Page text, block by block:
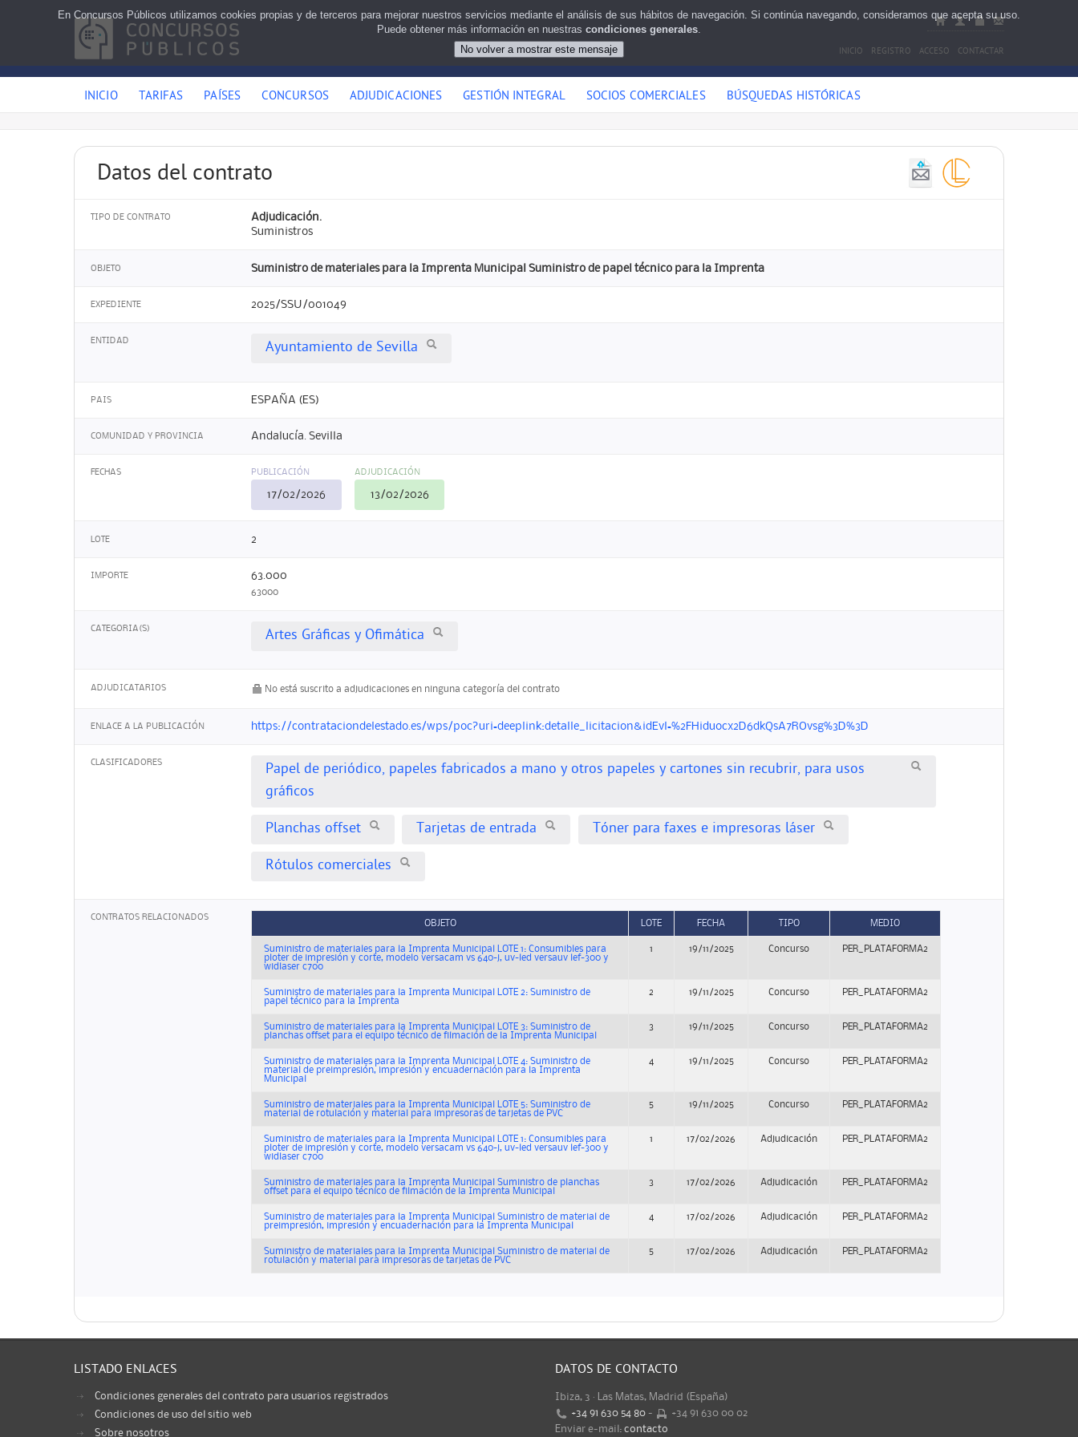
INICIO REGISTRO ACCESO CONTACTAR
INICIO TARIFAS PAÍSES CONCURSOS ADJUDICACIONES GESTIÓN INTEGRAL SOCIOS COMERCIALES BÚSQUEDAS HISTÓRICAS
Datos del contrato
TIPO DE CONTRATO
Adjudicación.
Suministros
OBJETO Suministro de materiales para la Imprenta Municipal Suministro de papel técnico para la Imprenta
EXPEDIENTE 2025/SSU/001049
ENTIDAD Ayuntamiento de Sevilla
PAIS ESPAÑA (ES)
COMUNIDAD Y PROVINCIA Andalucía. Sevilla
FECHAS PUBLICACIÓN
17/02/2026
ADJUDICACIÓN
13/02/2026
LOTE 2
IMPORTE 63.000
63000
CATEGORIA(S) Artes Gráficas y Ofimática
ADJUDICATARIOS No está suscrito a adjudicaciones en ninguna categoría del contrato
ENLACE A LA PUBLICACIÓN https://contrataciondelestado.es/wps/poc?uri=deeplink:detalle_licitacion&idEvl=%2FHiduocx2D6dkQsA7ROvsg%3D%3D
CLASIFICADORES
Papel de periódico, papeles fabricados a mano y otros papeles y cartones sin recubrir, para usos
gráficos
Planchas offset Tarjetas de entrada Tóner para faxes e impresoras láser
Rótulos comerciales
CONTRATOS RELACIONADOS
OBJETO LOTE FECHA TIPO MEDIO
Suministro de materiales para la Imprenta Municipal LOTE 1: Consumibles para
ploter de impresión y corte, modelo versacam vs 640-j, uv-led versauv lef-300 y
widlaser c700
1 19/11/2025 Concurso PER_PLATAFORMA2
Suministro de materiales para la Imprenta Municipal LOTE 2: Suministro de
papel técnico para la Imprenta
2 19/11/2025 Concurso PER_PLATAFORMA2
Suministro de materiales para la Imprenta Municipal LOTE 3: Suministro de
planchas offset para el equipo técnico de filmación de la Imprenta Municipal
3 19/11/2025 Concurso PER_PLATAFORMA2
Suministro de materiales para la Imprenta Municipal LOTE 4: Suministro de
material de preimpresión, impresión y encuadernación para la Imprenta
Municipal
4 19/11/2025 Concurso PER_PLATAFORMA2
Suministro de materiales para la Imprenta Municipal LOTE 5: Suministro de
material de rotulación y material para impresoras de tarjetas de PVC
5 19/11/2025 Concurso PER_PLATAFORMA2
Suministro de materiales para la Imprenta Municipal LOTE 1: Consumibles para
ploter de impresión y corte, modelo versacam vs 640-j, uv-led versauv lef-300 y
widlaser c700
1 17/02/2026 Adjudicación PER_PLATAFORMA2
Suministro de materiales para la Imprenta Municipal Suministro de planchas
offset para el equipo técnico de filmación de la Imprenta Municipal
3 17/02/2026 Adjudicación PER_PLATAFORMA2
Suministro de materiales para la Imprenta Municipal Suministro de material de
preimpresión, impresión y encuadernación para la Imprenta Municipal
4 17/02/2026 Adjudicación PER_PLATAFORMA2
Suministro de materiales para la Imprenta Municipal Suministro de material de
rotulación y material para impresoras de tarjetas de PVC
5 17/02/2026 Adjudicación PER_PLATAFORMA2
LISTADO ENLACES
Condiciones generales del contrato para usuarios registrados
Condiciones de uso del sitio web
Sobre nosotros
DATOS DE CONTACTO
Ibiza, 3 · Las Matas, Madrid (España)
+34 91 630 54 80 -
+34 91 630 00 02
Enviar e-mail: contacto
En Concursos Públicos utilizamos cookies propias y de terceros para mejorar nuestros servicios mediante el análisis de sus hábitos de navegación. Si continúa navegando, consideramos que acepta su uso.
Puede obtener más información en nuestras condiciones generales.